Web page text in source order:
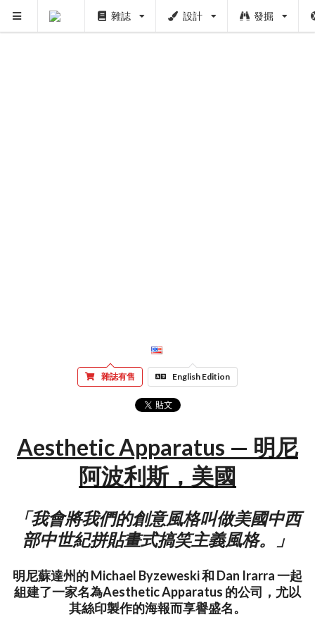
雜誌 設計 發掘
雜誌有售 English Edition
Aesthetic Apparatus — 明尼
阿波利斯，美國
「我會將我們的創意風格叫做美國中西
部中世紀拼貼畫式搞笑主義風格。」
明尼蘇達州的 Michael Byzeweski 和 Dan Irarra 一起
組建了一家名為Aesthetic Apparatus 的公司，尤以
其絲印製作的海報而享譽盛名。